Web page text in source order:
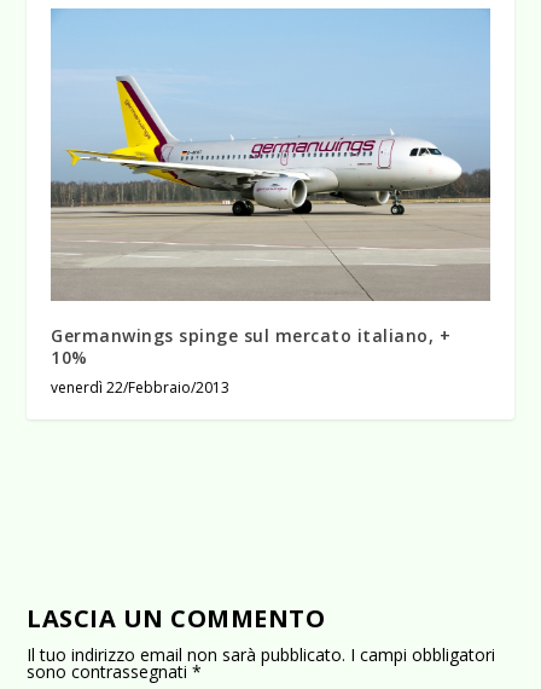
Germanwings spinge sul mercato italiano, +
10%
venerdì 22/Febbraio/2013
LASCIA UN COMMENTO
Il tuo indirizzo email non sarà pubblicato. I campi obbligatori
sono contrassegnati*